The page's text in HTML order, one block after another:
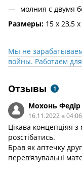
молния с двумя
Размеры: 15 х 23,5
Мы не
войны. Работаем
Отзывы 1
Мохонь Федір
16.11.2022 в 04:06
Цікава концепціяя
розстібатись.
Брав як аптечку
перев‘язувальні